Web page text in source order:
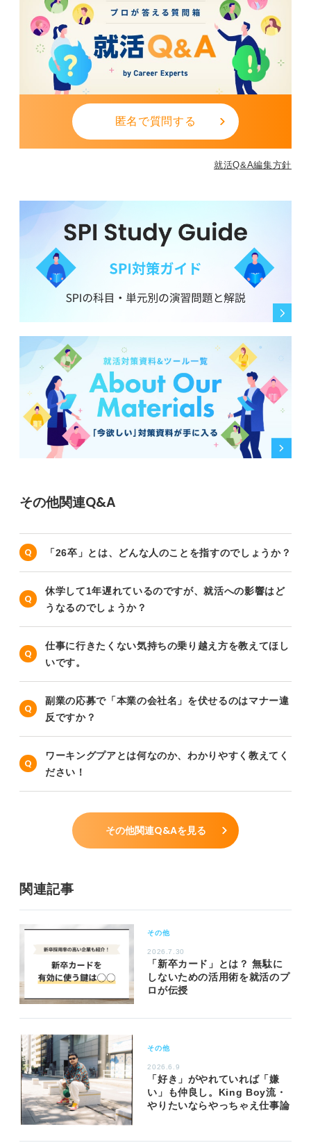
匿名で質問する
就活Q&A編集方針
その他関連Q&A
「26卒」とは、どんな人のことを指すのでしょうか？
休学して1年遅れているのですが、就活への影響はど
うなるのでしょうか？
仕事に行きたくない気持ちの乗り越え方を教えてほし
いです。
副業の応募で「本業の会社名」を伏せるのはマナー違
反ですか？
ワーキングプアとは何なのか、わかりやすく教えてく
ださい！
その他関連Q&Aを見る
関連記事
その他
2026.7.30
「新卒カード」とは？ 無駄に
しないための活用術を就活のプ
ロが伝授
その他
2026.6.9
「好き」がやれていれば「嫌
い」も仲良し。King Boy流・
やりたいならやっちゃえ仕事論